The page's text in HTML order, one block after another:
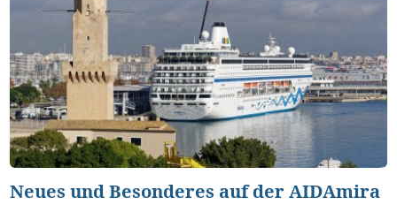
Neues und Besonderes auf der AIDAmira